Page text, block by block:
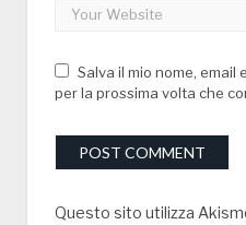
Salva il mio nome,
per la prossima volta che
Questo sito utilizza